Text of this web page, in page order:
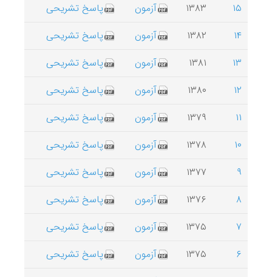
۱۵
۱۳۸۳ آزمون
پاسخ تشریحی
۱۴
۱۳۸۲ آزمون
پاسخ تشریحی
۱۳
۱۳۸۱ آزمون
پاسخ تشریحی
۱۲
۱۳۸۰ آزمون
پاسخ تشریحی
۱۱
۱۳۷۹ آزمون
پاسخ تشریحی
۱۰
۱۳۷۸ آزمون
پاسخ تشریحی
۹
۱۳۷۷ آزمون
پاسخ تشریحی
۸
۱۳۷۶ آزمون
پاسخ تشریحی
۷
۱۳۷۵ آزمون
پاسخ تشریحی
۶
۱۳۷۵ آزمون
پاسخ تشریحی